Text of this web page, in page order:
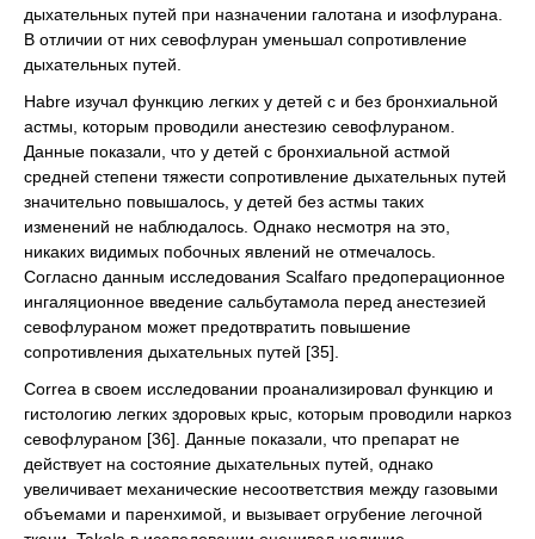
дыхательных путей при назначении галотана и изофлурана.
В отличии от них севофлуран уменьшал сопротивление
дыхательных путей.
Habre изучал функцию легких у детей с и без бронхиальной
астмы, которым проводили анестезию севофлураном.
Данные показали, что у детей с бронхиальной астмой
средней степени тяжести сопротивление дыхательных путей
значительно повышалось, у детей без астмы таких
изменений не наблюдалось. Однако несмотря на это,
никаких видимых побочных явлений не отмечалось.
Согласно данным исследования Scalfaro предоперационное
ингаляционное введение сальбутамола перед анестезией
севофлураном может предотвратить повышение
сопротивления дыхательных путей [35].
Correa в своем исследовании проанализировал функцию и
гистологию легких здоровых крыс, которым проводили наркоз
севофлураном [36]. Данные показали, что препарат не
действует на состояние дыхательных путей, однако
увеличивает механические несоответствия между газовыми
объемами и паренхимой, и вызывает огрубение легочной